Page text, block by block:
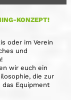
KONZEPT!
oder im Verein
und
wir euch ein
die zur
das Equipment